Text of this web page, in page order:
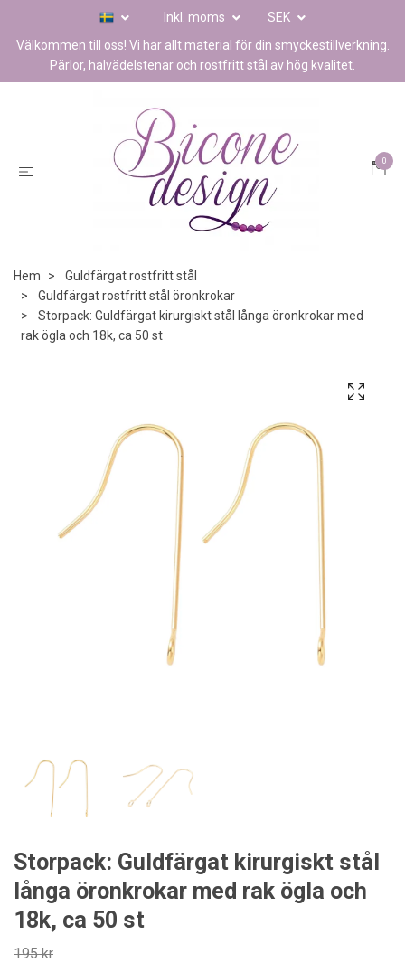
Inkl. moms
SEK
Välkommen till oss! Vi har allt material för din smyckestillverkning.
Pärlor, halvädelstenar och rostfritt stål av hög kvalitet.
0
Hem
Guldfärgat rostfritt stål
Guldfärgat rostfritt stål öronkrokar
Storpack: Guldfärgat kirurgiskt stål långa öronkrokar med
rak ögla och 18k, ca 50 st
Storpack: Guldfärgat kirurgiskt stål
långa öronkrokar med rak ögla och
18k, ca 50 st
195 kr